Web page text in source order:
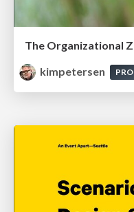
kimpetersen
PRO